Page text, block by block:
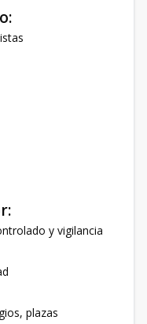
y vigilancia
plazas